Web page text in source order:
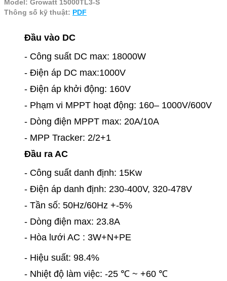
Model: Growatt 15000TL3-S
Thông số kỹ thuật: PDF
Đầu vào DC
- Công suất DC max: 18000W
- Điện áp DC max:1000V
- Điện áp khởi động: 160V
- Phạm vi MPPT hoạt động: 160– 1000V/600V
- Dòng điện MPPT max: 20A/10A
- MPP Tracker: 2/2+1
Đầu ra AC
- Công suất danh định: 15Kw
- Điện áp danh định: 230-400V, 320-478V
- Tần số: 50Hz/60Hz +-5%
- Dòng điện max: 23.8A
- Hòa lưới AC : 3W+N+PE
- Hiệu suất: 98.4%
- Nhiệt độ làm việc: -25 ℃ ~ +60 ℃